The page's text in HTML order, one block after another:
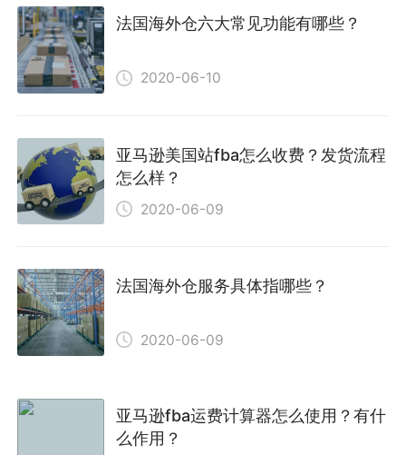
法国海外仓六大常见功能有哪些？
2020-06-10
亚马逊美国站fba怎么收费？发货流程
怎么样？
2020-06-09
法国海外仓服务具体指哪些？
2020-06-09
亚马逊fba运费计算器怎么使用？有什
么作用？